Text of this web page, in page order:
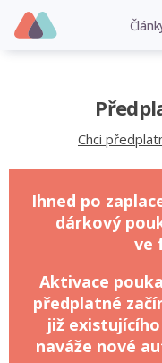
Chci
Ihned po
dárkový
ve
Aktivace
předplatné
již
naváže nové